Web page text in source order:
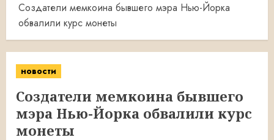
Создатели мемкоина бывшего мэра Нью-Йорка
обвалили курс монеты
новости
Создатели мемкоина бывшего
мэра Нью-Йорка обвалили курс
монеты